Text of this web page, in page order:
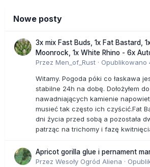
Nowe posty
3x mix Fast Buds, 1x Fat Bastard,
Moonrock, 1x White Rhino - 6x
Przez Men_of_Rust · Opublikowano
Witamy. Pogoda póki co łaskawa
stabilne 24h na dobę. Dołożyłem
nawadniających kamienie
musieć tak często ich czyścić.Fat
dni życia przed sobą a pozostała
patrząc na trichomy i fazę
Apricot gorilla glue i pernament
Przez Wesoły Ogród Aliena ·